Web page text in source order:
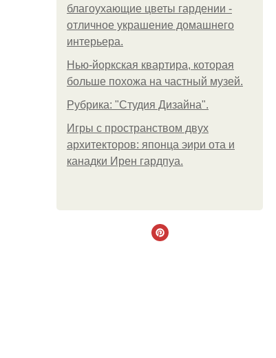
благоухающие цветы гардении -
отличное украшение домашнего
интерьера.
Нью-йоркская квартира, которая
больше похожа на частный музей.
Рубрика: "Студия Дизайна".
Игры с пространством двух
архитекторов: японца эири ота и
канадки Ирен гардпуа.